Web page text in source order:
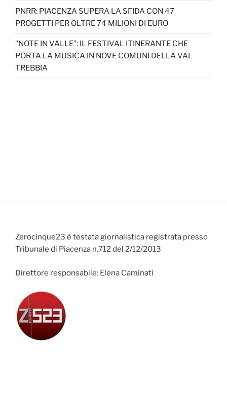
PNRR: PIACENZA SUPERA LA SFIDA CON 47
PROGETTI PER OLTRE 74 MILIONI DI EURO
“NOTE IN VALLE”: IL FESTIVAL ITINERANTE CHE
PORTA LA MUSICA IN NOVE COMUNI DELLA VAL
TREBBIA
Zerocinque23 è testata giornalistica registrata presso
Tribunale di Piacenza n.712 del 2/12/2013
Direttore responsabile: Elena Caminati